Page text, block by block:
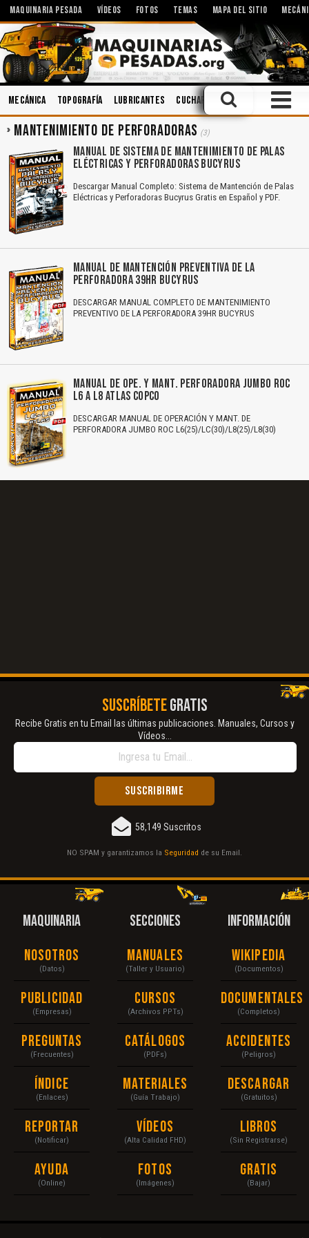
MAQUINARIA PESADA VÍDEOS FOTOS TEMAS MAPA DEL SITIO
Mecánica Topografía Lubricantes Cucharones Operación
MANTENIMIENTO DE PERFORADORAS (3)
MANUAL DE SISTEMA DE MANTENIMIENTO DE PALAS
ELÉCTRICAS Y PERFORADORAS BUCYRUS
Descargar Manual Completo: Sistema de Mantención de Palas
Eléctricas y Perforadoras Bucyrus Gratis en Español y PDF.
MANUAL DE MANTENCIÓN PREVENTIVA DE LA
PERFORADORA 39HR BUCYRUS
DESCARGAR MANUAL COMPLETO DE MANTENIMIENTO
PREVENTIVO DE LA PERFORADORA 39HR BUCYRUS
MANUAL DE OPE. Y MANT. PERFORADORA JUMBO ROC
L6 A L8 ATLAS COPCO
DESCARGAR MANUAL DE OPERACIÓN Y MANT. DE
PERFORADORA JUMBO ROC L6(25)/LC(30)/L8(25)/L8(30)
SUSCRÍBETEGRATIS
Recibe Gratis en tu Email las últimas publicaciones. Manuales, Cursos y
Vídeos...
58,149 Suscritos
NO SPAM y garantizamos la Seguridad de su Email.
MAQUINARIA
Nosotros
(Datos)
Publicidad
(Empresas)
Preguntas
(Frecuentes)
Índice
(Enlaces)
Reportar
(Notificar)
Ayuda
(Online)
SECCIONES
Manuales
(Taller y Usuario)
Cursos
(Archivos PPTs)
Catálogos
(PDFs)
Materiales
(Guía Trabajo)
Vídeos
(Alta Calidad FHD)
Fotos
(Imágenes)
INFORMACIÓN
Wikipedia
(Documentos)
Documentales
(Completos)
Accidentes
(Peligros)
Descargar
(Gratuitos)
Libros
(Sin Registrarse)
Gratis
(Bajar)
Reportar otro tipo de error...